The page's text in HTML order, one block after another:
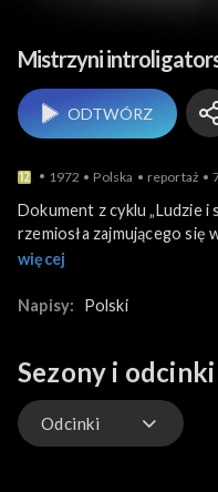
Mistrzyni
ODTWÓRZ
1972 Polska reportaż
Dokument z cyklu „Ludzie
rzemiosła zajmującego się
druków, ilustrowana
Cieszyna, która stara się
okładek jej autorstwa,
więcej
Napisy: Polski
Sezony i odcinki
Odcinki